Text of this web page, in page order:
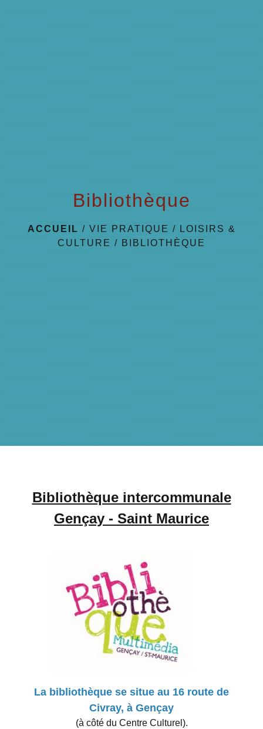
Bibliothèque
ACCUEIL / VIE PRATIQUE / LOISIRS &
CULTURE / BIBLIOTHÈQUE
Bibliothèque intercommunale
Gençay - Saint Maurice
La bibliothèque se situe au 16 route de
Civray, à Gençay
(à côté du Centre Culturel).